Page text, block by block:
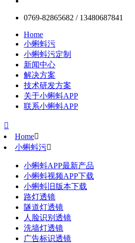
0769-82865682 / 13480687841
Home
小蝌蚪污
小蝌蚪污定制
新闻中心
解决方案
技术研发方案
关于小蝌蚪APP
联系小蝌蚪APP

Home
小蝌蚪污
小蝌蚪APP最新产品
小蝌蚪视频APP下载
小蝌蚪旧版本下载
路灯透镜
隧道灯透镜
人脸识别透镜
洗墙灯透镜
广告标识透镜